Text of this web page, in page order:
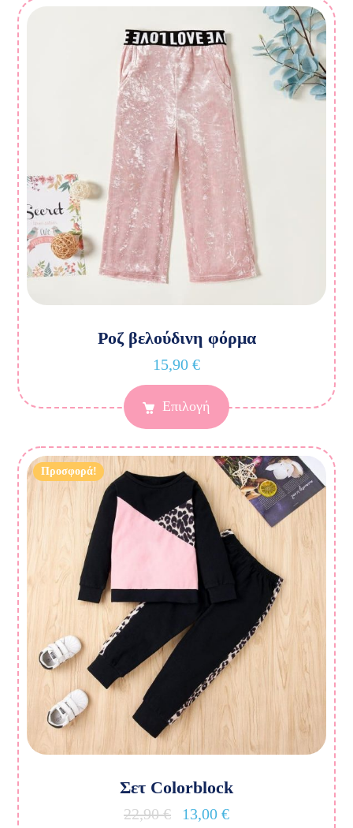
Ροζ βελούδινη φόρμα
15,90 €
Επιλογή
Προσφορά!
Σετ Colorblock
22,90€ 13,00 €